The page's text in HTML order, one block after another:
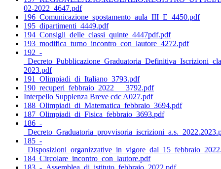
02-2022_4647.pdf
196_Comunicazione_spostamento_aula_III_E_4450.pdf
195_dipartimenti_4449.pdf
194_Consigli_delle_classi_quinte_4447pdf.pdf
193_modifica_turno_incontro_con_lautore_4272.pdf
192_-
2023.pdf
191_Olimpiadi_di_Italiano_3793.pdf
190_recuperi_febbraio_2022___3792.pdf
Interpello Supplenza Breve cdc A027.pdf
188_Olimpiadi_di_Matematica_febbraio_3694.pdf
187_Olimpiadi_di_Fisica_febbraio_3693.pdf
186_-
185_-
184_Circolare_incontro_con_lautore.pdf